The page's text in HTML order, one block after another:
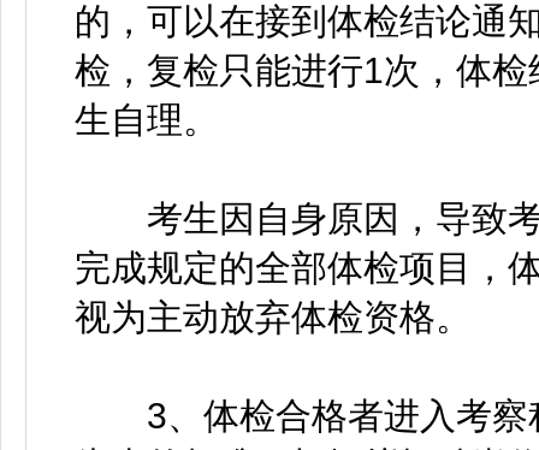
的，可以在接到体检结论通
检，复检只能进行1次，体
生自理。
考生因自身原因，导致考
完成规定的全部体检项目，
视为主动放弃体检资格。
3、体检合格者进入考察